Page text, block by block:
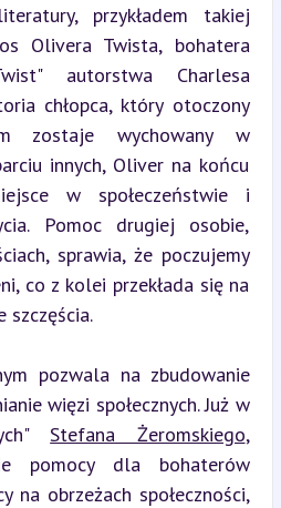
przykładem takiej
Olivera Twista, bohatera
autorstwa Charlesa
chłopca, który otoczony
zostaje wychowany w
innych, Oliver na końcu
w społeczeństwie i
Pomoc drugiej osobie,
sprawia, że poczujemy
co z kolei przekłada się na
szczęścia.
pozwala na zbudowanie
więzi społecznych. Już w
Stefana Żeromskiego,
pomocy dla bohaterów
na obrzeżach społeczności,